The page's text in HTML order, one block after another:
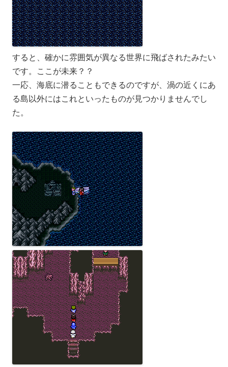
すると、確かに雰囲気が異なる世界に飛ばされたみたい
です。ここが未来？？
一応、海底に潜ることもできるのですが、渦の近くにあ
る島以外にはこれといったものが見つかりませんでし
た。